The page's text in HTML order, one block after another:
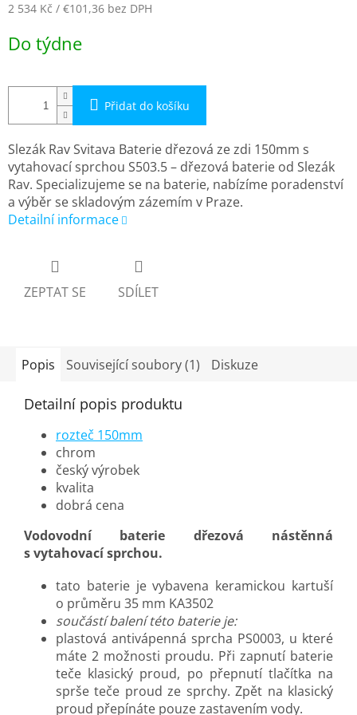
2 534 Kč / €101,36 bez DPH
cena:
Do týdne
Přidat do košíku
Slezák Rav Svitava Baterie dřezová ze zdi 150mm s
vytahovací sprchou S503.5 – dřezová baterie od Slezák
Rav. Specializujeme se na baterie, nabízíme poradenství
a výběr se skladovým zázemím v Praze.
Detailní informace
ZEPTAT SE SDÍLET
Popis Související soubory (1) Diskuze
Detailní popis produktu
rozteč 150mm
chrom
český výrobek
kvalita
dobrá cena
Vodovodní baterie dřezová nástěnná
s vytahovací sprchou.
tato baterie je vybavena keramickou kartuší
o průměru 35 mm KA3502
součástí balení této baterie je:
plastová antivápenná sprcha PS0003, u které
máte 2 možnosti proudu. Při zapnutí baterie
teče klasický proud, po přepnutí tlačítka na
sprše teče proud ze sprchy. Zpět na klasický
proud přepínáte pouze zastavením vody.